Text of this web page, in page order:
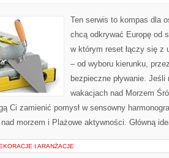
Ten serwis to kompas dla
chcą odkrywać Europę od
w którym reset łączy się z
– od wyboru kierunku,
bezpieczne pływanie.
wakacjach nad Morzem
Ci zamienić pomysł w sensowny
morzem i Plażowe aktywności. Główną
I ARANŻACJE